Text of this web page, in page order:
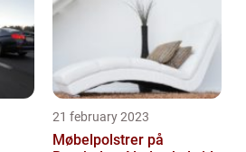
21 february 2023
Møbelpolstrer på